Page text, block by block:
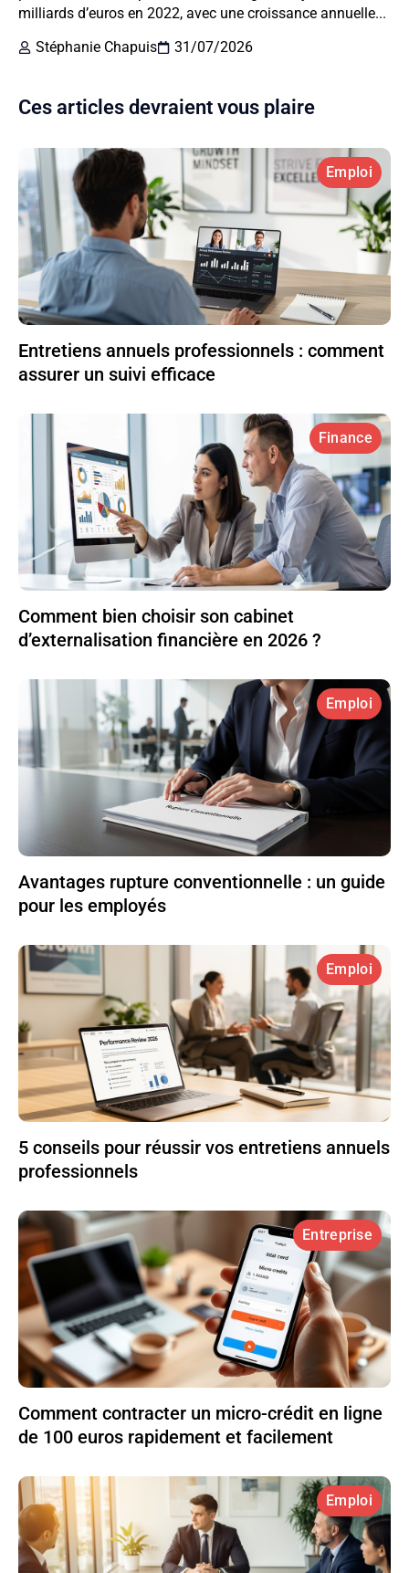
milliards d’euros en 2022, avec une croissance annuelle...
Stéphanie Chapuis
31/07/2026
Ces articles devraient vous plaire
Emploi
Entretiens annuels professionnels : comment
assurer un suivi efficace
Finance
Comment bien choisir son cabinet
d’externalisation financière en 2026 ?
Emploi
Avantages rupture conventionnelle : un guide
pour les employés
Emploi
5 conseils pour réussir vos entretiens annuels
professionnels
Entreprise
Comment contracter un micro-crédit en ligne
de 100 euros rapidement et facilement
Emploi